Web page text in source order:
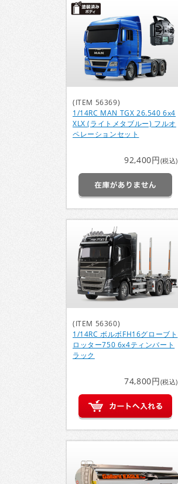
(ITEM 56369)
1/14RC MAN TGX 26.540 6x4
XLX (ライトメタブルー) フルオ
ペレーションセット
92,400円(税込)
(ITEM 56360)
1/14RC ボルボFH16グローブト
ロッター750 6x4ティンバート
ラック
74,800円(税込)